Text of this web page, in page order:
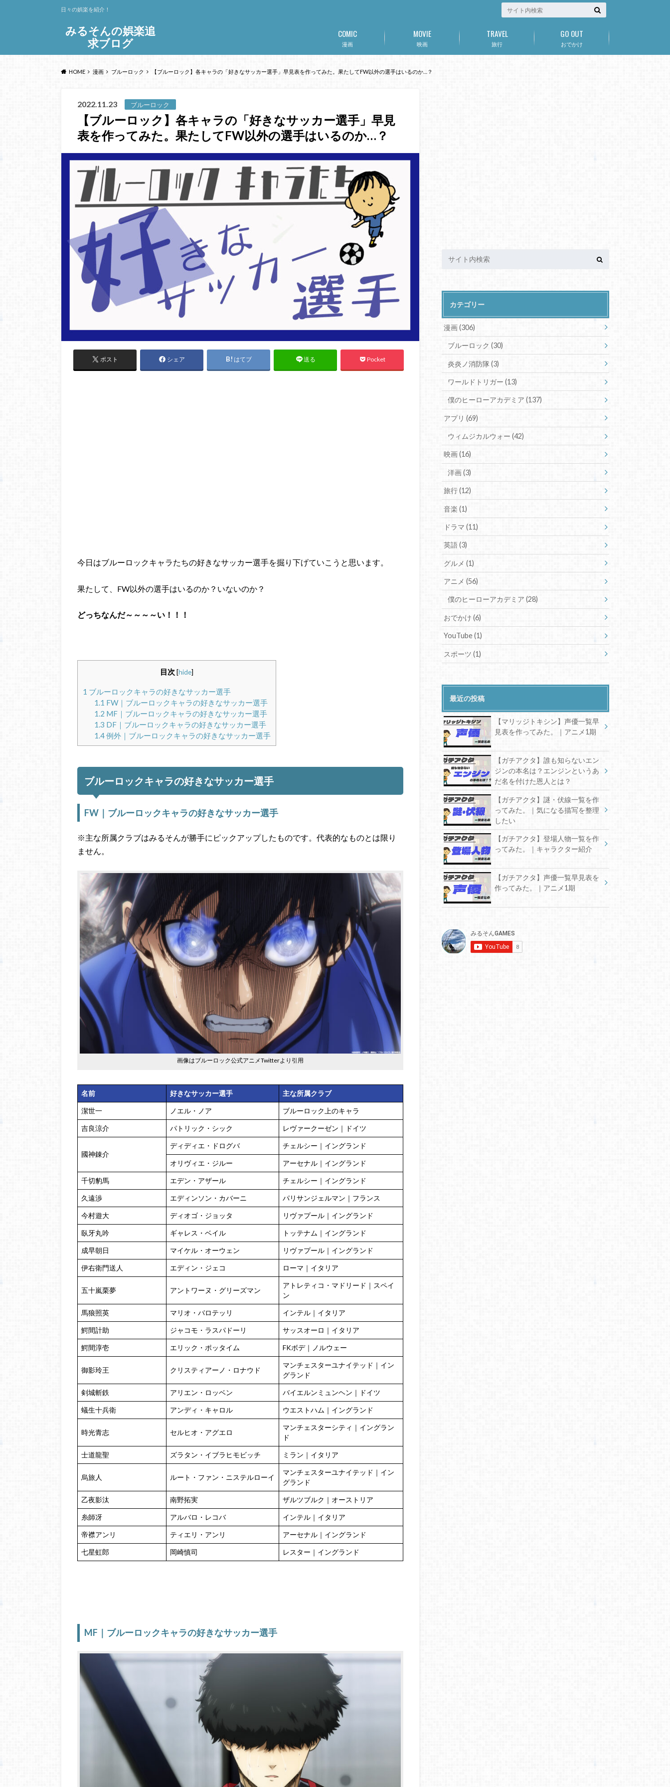
みるそんの娯楽追
求ブログ
日々の娯楽を紹介！
漫画
COMIC
映画
MOVIE
旅行
TRAVEL
おでかけ
GO OUT
HOME 漫画 ブルーロック 【ブルーロック】各キャラの「好きなサッカー選手」早見表を作ってみた。果たしてFW以外の選手はいるのか…？
2022.11.23 ブルーロック
【ブルーロック】各キャラの「好きなサッカー選手」早見
表を作ってみた。果たしてFW以外の選手はいるのか…？
ポスト シェア はてブ 送る Pocket
今日はブルーロックキャラたちの好きなサッカー選手を掘り下げていこうと思います。
果たして、FW以外の選手はいるのか？いないのか？
どっちなんだ～～～～い！！！
目次 [hide]
1 ブルーロックキャラの好きなサッカー選手
1.1 FW｜ブルーロックキャラの好きなサッカー選手
1.2 MF｜ブルーロックキャラの好きなサッカー選手
1.3 DF｜ブルーロックキャラの好きなサッカー選手
1.4例外｜ブルーロックキャラの好きなサッカー選手
ブルーロックキャラの好きなサッカー選手
FW｜ブルーロックキャラの好きなサッカー選手
※主な所属クラブはみるそんが勝手にピックアップしたものです。代表的なものとは限り
ません。
画像はブルーロック公式アニメTwitterより引用
名前 好きなサッカー選手 主な所属クラブ
潔世一 ノエル・ノア ブルーロック上のキャラ
吉良涼介 パトリック・シック レヴァークーゼン｜ドイツ
國神錬介
ディディエ・ドログバ チェルシー｜イングランド
オリヴィエ・ジルー アーセナル｜イングランド
千切豹馬 エデン・アザール チェルシー｜イングランド
久遠渉 エディンソン・カバーニ パリサンジェルマン｜フランス
今村遊大 ディオゴ・ジョッタ リヴァプール｜イングランド
臥牙丸吟 ギャレス・ベイル トッテナム｜イングランド
成早朝日 マイケル・オーウェン リヴァプール｜イングランド
伊右衛門送人 エディン・ジェコ ローマ｜イタリア
五十嵐栗夢 アントワーヌ・グリーズマン
アトレティコ・マドリード｜スペイ
ン
馬狼照英 マリオ・バロテッリ インテル｜イタリア
鰐間計助 ジャコモ・ラスパドーリ サッスオーロ｜イタリア
鰐間淳壱 エリック・ポッタイム FKボデ｜ノルウェー
御影玲王 クリスティアーノ・ロナウド
マンチェスターユナイテッド｜イン
グランド
剣城斬鉄 アリエン・ロッベン バイエルンミュンヘン｜ドイツ
蟻生十兵衛 アンディ・キャロル ウエストハム｜イングランド
時光青志 セルヒオ・アグエロ
マンチェスターシティ｜イングラン
ド
士道龍聖 ズラタン・イブラヒモビッチ ミラン｜イタリア
烏旅人 ルート・ファン・ニステルローイ
マンチェスターユナイテッド｜イン
グランド
乙夜影汰 南野拓実 ザルツブルク｜オーストリア
糸師冴 アルバロ・レコバ インテル｜イタリア
帝襟アンリ ティエリ・アンリ アーセナル｜イングランド
七星虹郎 岡崎慎司 レスター｜イングランド
MF｜ブルーロックキャラの好きなサッカー選手
カテゴリー
漫画(306)
ブルーロック (30)
炎炎ノ消防隊(3)
ワールドトリガー (13)
僕のヒーローアカデミア (137)
アプリ(69)
ウィムジカルウォー (42)
映画(16)
洋画(3)
旅行(12)
音楽(1)
ドラマ(11)
英語(3)
グルメ(1)
アニメ(56)
僕のヒーローアカデミア (28)
おでかけ(6)
YouTube(1)
スポーツ(1)
最近の投稿
【マリッジトキシン】声優一覧早
見表を作ってみた。｜アニメ1期
【ガチアクタ】誰も知らないエン
ジンの本名は？エンジンというあ
だ名を付けた恩人とは？
【ガチアクタ】謎・伏線一覧を作
ってみた。｜気になる描写を整理
したい
【ガチアクタ】登場人物一覧を作
ってみた。｜キャラクター紹介
【ガチアクタ】声優一覧早見表を
作ってみた。｜アニメ1期